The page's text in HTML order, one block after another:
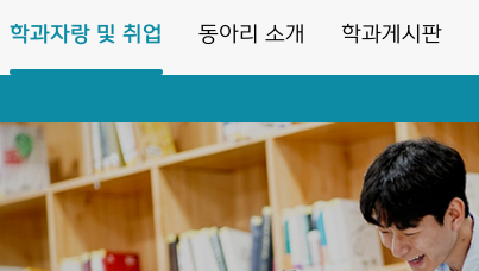
학과자랑 및 취업 동아리 소개 학과게시판